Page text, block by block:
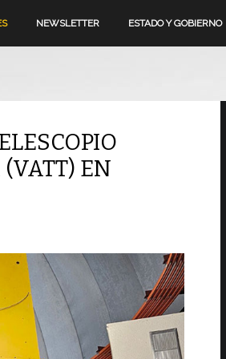
NEWSLETTER ESTADO Y GOBIERNO
EN